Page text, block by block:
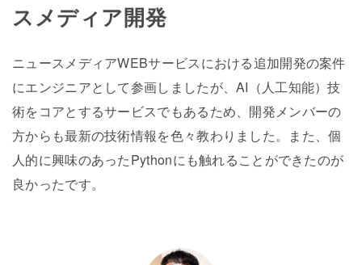
スメディア開発
ニュースメディアWEBサービスにおける追加開発の案件
にエンジニアとして参画しましたが、AI（人工知能）技
術をコアとするサービスでもあるため、開発メンバーの
方からも最新の技術情報を色々教わりました。また、個
人的に興味のあったPythonにも触れることができたのが
良かったです。